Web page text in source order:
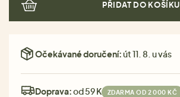
PŘIDAT DO KOŠÍKU
Očekávané doručení:út 11. 8. u vás
Doprava:od 59 Kč ZDARMA OD 2 000 KČ